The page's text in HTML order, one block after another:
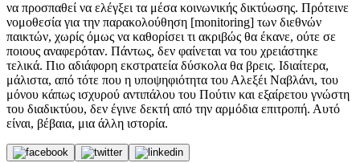
να προσπαθεί να ελέγξει τα μέσα κοινωνικής δικτύωσης. Πρότεινε
νομοθεσία για την παρακολούθηση [monitoring] των διεθνών
παικτών, χωρίς όμως να καθορίσει τι ακριβώς θα έκανε, ούτε σε
ποιους αναφερόταν. Πάντως, δεν φαίνεται να του χρειάστηκε
τελικά. Πιο αδιάφορη εκστρατεία δύσκολα θα βρεις. Ιδιαίτερα,
μάλιστα, από τότε που η υποψηφιότητα του Αλεξέι Ναβλάνι, του
μόνου κάπως ισχυρού αντιπάλου του Πούτιν και εξαίρετου γνώστη
του διαδικτύου, δεν έγινε δεκτή από την αρμόδια επιτροπή. Αυτό
είναι, βέβαια, μια άλλη ιστορία.